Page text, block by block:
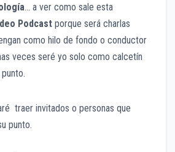
… a ver como sale esta
Podcast porque será charlas
como hilo de fondo o conductor
veces seré yo solo como calcetín
traer invitados o personas que
punto.